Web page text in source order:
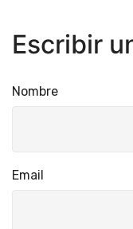
Escribir
Nombre
Email